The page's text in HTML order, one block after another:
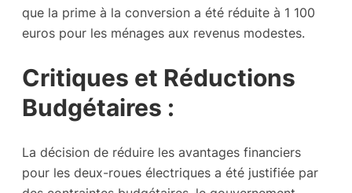
que la prime à la conversion a été réduite à 1 100
euros pour les ménages aux revenus modestes.
Critiques et Réductions
Budgétaires :
La décision de réduire les avantages financiers
pour les deux-roues électriques a été justifiée par